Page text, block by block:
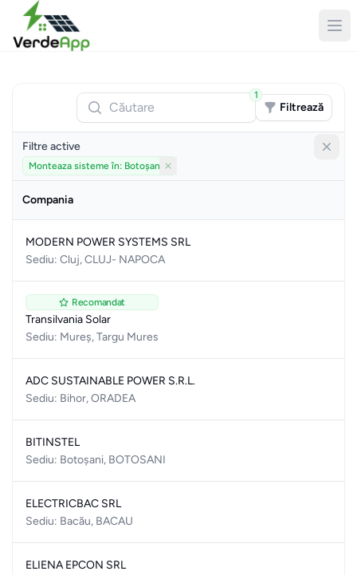
Căutare Filtrează
1
Filtre active
Monteaza sisteme în: Botoșani Elimină filtru
Compania
MODERN POWER SYSTEMS SRL
Sediu: Cluj, CLUJ- NAPOCA
Recomandat
Transilvania Solar
Sediu: Mureș, Targu Mures
ADC SUSTAINABLE POWER S.R.L.
Sediu: Bihor, ORADEA
BITINSTEL
Sediu: Botoșani, BOTOSANI
ELECTRICBAC SRL
Sediu: Bacău, BACAU
ELIENA EPCON SRL